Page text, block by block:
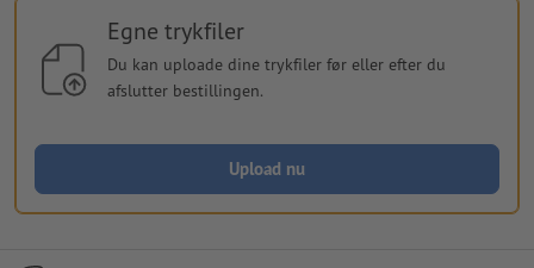
Egne trykfiler
Du kan uploade dine trykfiler før eller efter du
afslutter bestillingen.
Upload nu